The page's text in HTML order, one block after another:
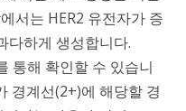
서는 HER2 유전자가 증
다하게 생성합니다.
통해 확인할 수 있습니
경계선(2+)에 해당할 경